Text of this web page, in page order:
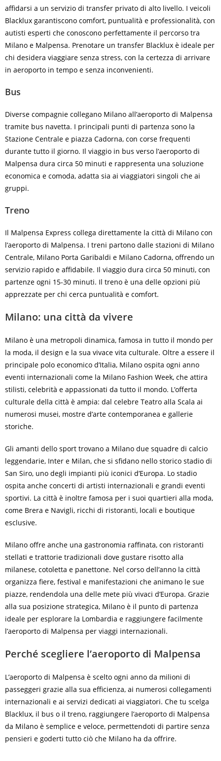
affidarsi a un servizio di transfer privato di alto livello. I veicoli
Blacklux garantiscono comfort, puntualità e professionalità, con
autisti esperti che conoscono perfettamente il percorso tra
Milano e Malpensa. Prenotare un transfer Blacklux è ideale per
chi desidera viaggiare senza stress, con la certezza di arrivare
in aeroporto in tempo e senza inconvenienti.
Bus
Diverse compagnie collegano Milano all’aeroporto di Malpensa
tramite bus navetta. I principali punti di partenza sono la
Stazione Centrale e piazza Cadorna, con corse frequenti
durante tutto il giorno. Il viaggio in bus verso l’aeroporto di
Malpensa dura circa 50 minuti e rappresenta una soluzione
economica e comoda, adatta sia ai viaggiatori singoli che ai
gruppi.
Treno
Il Malpensa Express collega direttamente la città di Milano con
l’aeroporto di Malpensa. I treni partono dalle stazioni di Milano
Centrale, Milano Porta Garibaldi e Milano Cadorna, offrendo un
servizio rapido e affidabile. Il viaggio dura circa 50 minuti, con
partenze ogni 15-30 minuti. Il treno è una delle opzioni più
apprezzate per chi cerca puntualità e comfort.
Milano: una città da vivere
Milano è una metropoli dinamica, famosa in tutto il mondo per
la moda, il design e la sua vivace vita culturale. Oltre a essere il
principale polo economico d’Italia, Milano ospita ogni anno
eventi internazionali come la Milano Fashion Week, che attira
stilisti, celebrità e appassionati da tutto il mondo. L’offerta
culturale della città è ampia: dal celebre Teatro alla Scala ai
numerosi musei, mostre d’arte contemporanea e gallerie
storiche.
Gli amanti dello sport trovano a Milano due squadre di calcio
leggendarie, Inter e Milan, che si sfidano nello storico stadio di
San Siro, uno degli impianti più iconici d’Europa. Lo stadio
ospita anche concerti di artisti internazionali e grandi eventi
sportivi. La città è inoltre famosa per i suoi quartieri alla moda,
come Brera e Navigli, ricchi di ristoranti, locali e boutique
esclusive.
Milano offre anche una gastronomia raffinata, con ristoranti
stellati e trattorie tradizionali dove gustare risotto alla
milanese, cotoletta e panettone. Nel corso dell’anno la città
organizza fiere, festival e manifestazioni che animano le sue
piazze, rendendola una delle mete più vivaci d’Europa. Grazie
alla sua posizione strategica, Milano è il punto di partenza
ideale per esplorare la Lombardia e raggiungere facilmente
l’aeroporto di Malpensa per viaggi internazionali.
Perché scegliere l’aeroporto di Malpensa
L’aeroporto di Malpensa è scelto ogni anno da milioni di
passeggeri grazie alla sua efficienza, ai numerosi collegamenti
internazionali e ai servizi dedicati ai viaggiatori. Che tu scelga
Blacklux, il bus o il treno, raggiungere l’aeroporto di Malpensa
da Milano è semplice e veloce, permettendoti di partire senza
pensieri e goderti tutto ciò che Milano ha da offrire.